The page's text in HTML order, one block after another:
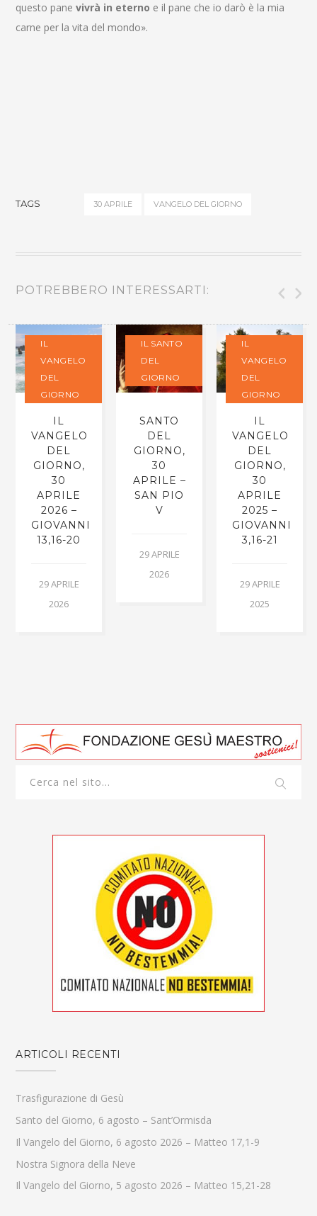
questo panevivrà in eterno e il pane che io darò è la mia
carne per la vita del mondo».
TAGS 30 APRILE VANGELO DEL GIORNO
POTREBBERO INTERESSARTI:
IL
VANGELO
DEL
GIORNO
IL
VANGELO
DEL
GIORNO,
30
APRILE
2026 –
GIOVANNI
13,16-20
29 APRILE
2026
IL SANTO
DEL
GIORNO
SANTO
DEL
GIORNO,
30
APRILE –
SAN PIO
V
29 APRILE
2026
IL
VANGELO
DEL
GIORNO
IL
VANGELO
DEL
GIORNO,
30
APRILE
2025 –
GIOVANNI
3,16-21
29 APRILE
2025
ARTICOLI RECENTI
Trasfigurazione di Gesù
Santo del Giorno, 6 agosto – Sant’Ormisda
Il Vangelo del Giorno, 6 agosto 2026 – Matteo 17,1-9
Nostra Signora della Neve
Il Vangelo del Giorno, 5 agosto 2026 – Matteo 15,21-28